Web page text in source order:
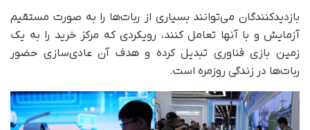
بازدیدکنندگان می‌توانند بسیاری از ربات‌ها را به‌ صورت مستقیم
آزمایش و با آنها تعامل کنند، رویکردی که مرکز خرید را به یک
زمین بازی فناوری تبدیل کرده و هدف آن عادی‌سازی حضور
ربات‌ها در زندگی روزمره است.